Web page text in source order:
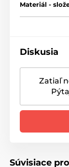
Materiál -
Diskusia
Zatiaľ
Súvisiace